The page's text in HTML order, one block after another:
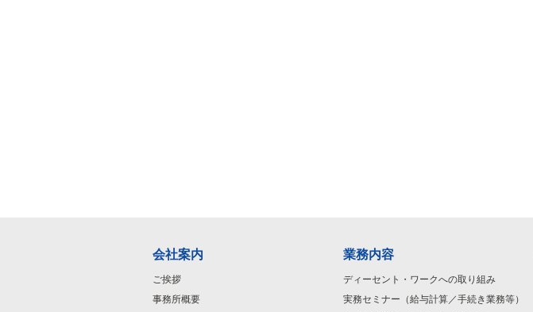
会社案内
ご挨拶
事務所概要
業務内容
ディーセント・ワークへの取り組み
実務セミナー（給与計算／手続き業務等）